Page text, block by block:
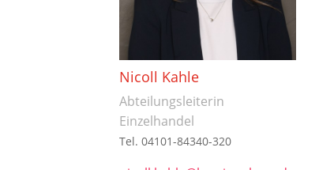
Nicoll Kahle
Abteilungsleiterin
Einzelhandel
Tel. 04101-84340-320